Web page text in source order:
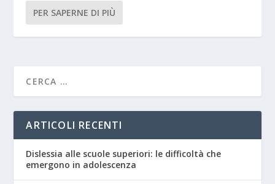
PER SAPERNE DI PIÙ
ARTICOLI RECENTI
Dislessia alle scuole superiori: le difficoltà che
emergono in adolescenza